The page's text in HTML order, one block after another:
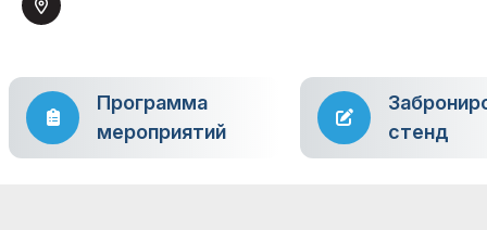
Программа
мероприятий
стенд